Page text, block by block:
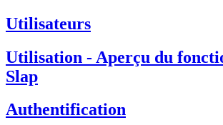
Utilisateurs
Utilisation - Aperçu du
Slap
Authentification